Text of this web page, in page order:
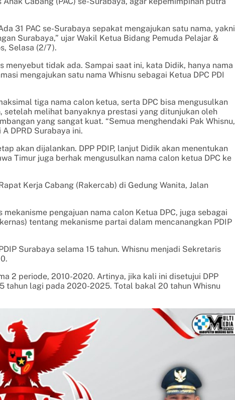
31 PAC se-Surabaya sepakat mengajukan satu nama, yakni
Surabaya,” ujar Wakil Ketua Bidang Pemuda Pelajar &
Selasa (2/7).
tidak ada. Sampai saat ini, kata Didik, hanya nama
mengajukan satu nama Whisnu sebagai Ketua DPC PDI
tiga nama calon ketua, serta DPC bisa mengusulkan
setelah melihat banyaknya prestasi yang ditunjukan oleh
yang sangat kuat. “Semua menghendaki Pak Whisnu,
DPRD Surabaya ini.
akan dijalankan. DPP PDIP, lanjut Didik akan menentukan
Timur juga berhak mengusulkan nama calon ketua DPC ke
Kerja Cabang (Rakercab) di Gedung Wanita, Jalan
pengajuan nama calon Ketua DPC, juga sebagai
tentang mekanisme partai dalam mencanangkan PDIP
Surabaya selama 15 tahun. Whisnu menjadi Sekretaris
2 periode, 2010-2020. Artinya, jika kali ini disetujui DPP
tahun lagi pada 2020-2025. Total bakal 20 tahun Whisnu